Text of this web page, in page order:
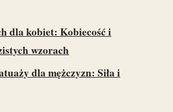
dla kobiet: Kobiecość i
wzorach
dla mężczyzn: Siła i